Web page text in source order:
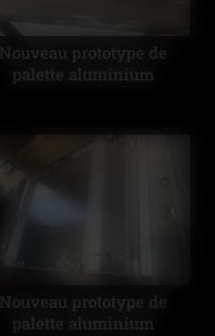
Nouveau prototype de
palette aluminium
Nouveau prototype de
palette aluminium